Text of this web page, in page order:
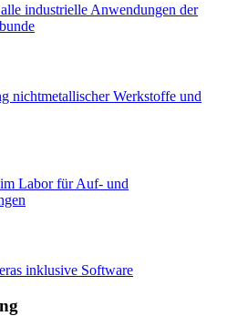
industrielle Anwendungen der
nichtmetallischer Werkstoffe und
Labor für Auf- und
inklusive Software